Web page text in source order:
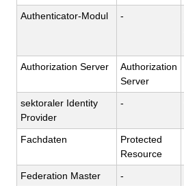
Authenticator-Modul
-
Authorization Server
Authorization
Server
sektoraler Identity
Provider
-
Fachdaten
Protected
Resource
Federation Master -